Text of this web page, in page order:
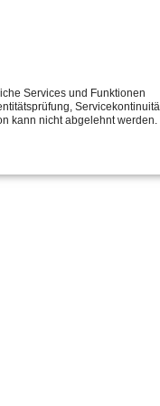
Services und Funktionen
kann nicht abgelehnt werden.